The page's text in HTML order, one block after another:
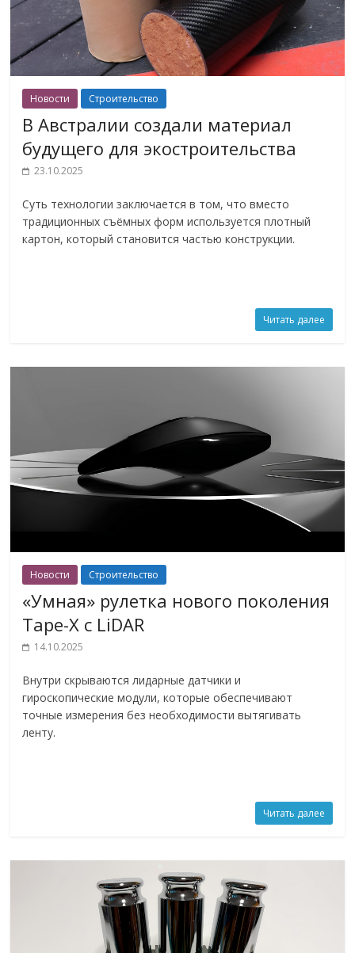
Новости Строительство
В Австралии создали материал
будущего для экостроительства
23.10.2025
Суть технологии заключается в том, что вместо
традиционных съёмных форм используется плотный
картон, который становится частью конструкции.
Читать далее
Новости Строительство
«Умная» рулетка нового поколения
Tape-X с LiDAR
14.10.2025
Внутри скрываются лидарные датчики и
гироскопические модули, которые обеспечивают
точные измерения без необходимости вытягивать
ленту.
Читать далее